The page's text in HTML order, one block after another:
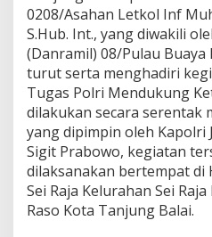
B
o
d
i
m
0
2
0
8
/
A
a
0208/Asahan Letkol Inf
S.Hub. Int., yang diwakili
(Danramil) 08/Pulau
turut serta menghadiri
Tugas Polri Mendukung
dilakukan secara serentak
yang dipimpin oleh Kapolri
Sigit Prabowo, kegiatan
dilaksanakan bertempat di
Sei Raja Kelurahan Sei
Raso Kota Tanjung Balai.